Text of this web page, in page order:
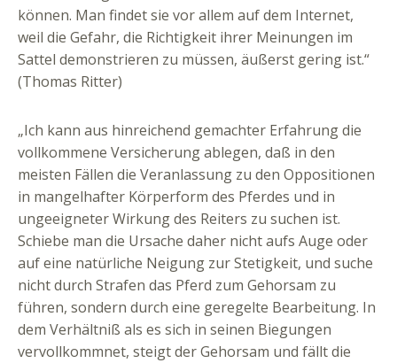
können. Man findet sie vor allem auf dem Internet,
weil die Gefahr, die Richtigkeit ihrer Meinungen im
Sattel demonstrieren zu müssen, äußerst gering ist.“
(Thomas Ritter)
„Ich kann aus hinreichend gemachter Erfahrung die
vollkommene Versicherung ablegen, daß in den
meisten Fällen die Veranlassung zu den Oppositionen
in mangelhafter Körperform des Pferdes und in
ungeeigneter Wirkung des Reiters zu suchen ist.
Schiebe man die Ursache daher nicht aufs Auge oder
auf eine natürliche Neigung zur Stetigkeit, und suche
nicht durch Strafen das Pferd zum Gehorsam zu
führen, sondern durch eine geregelte Bearbeitung. In
dem Verhältniß als es sich in seinen Biegungen
vervollkommnet, steigt der Gehorsam und fällt die